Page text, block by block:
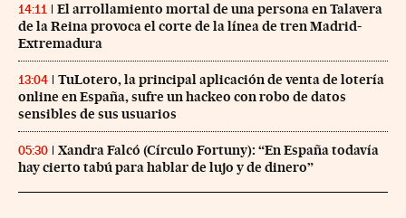
14:11
El arrollamiento mortal de una persona en Talavera
de la Reina provoca el corte de la línea de tren Madrid-
Extremadura
13:04
TuLotero, la principal aplicación de venta de lotería
online en España, sufre un hackeo con robo de datos
sensibles de sus usuarios
05:30
Xandra Falcó (Círculo Fortuny): “En España todavía
hay cierto tabú para hablar de lujo y de dinero”